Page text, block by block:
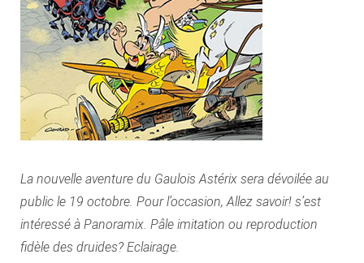
La nouvelle aventure du Gaulois Astérix sera dévoilée au
public le 19 octobre. Pour l’occasion, Allez savoir! s’est
intéressé à Panoramix. Pâle imitation ou reproduction
fidèle des druides? Eclairage.